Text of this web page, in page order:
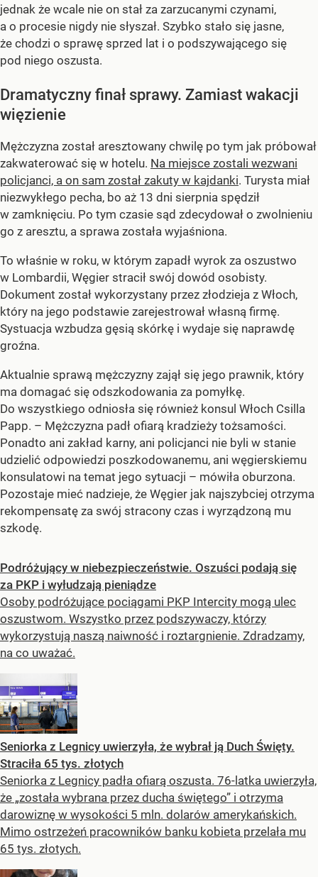
jednak że wcale nie on stał za zarzucanymi czynami,
a o procesie nigdy nie słyszał. Szybko stało się jasne,
że chodzi o sprawę sprzed lat i o podszywającego się
pod niego oszusta.
Dramatyczny finał sprawy. Zamiast wakacji
więzienie
Mężczyzna został aresztowany chwilę po tym jak próbował
zakwaterować się w hotelu. Na miejsce zostali wezwani
policjanci, a on sam został zakuty w kajdanki. Turysta miał
niezwykłego pecha, bo aż 13 dni sierpnia spędził
w zamknięciu. Po tym czasie sąd zdecydował o zwolnieniu
go z aresztu, a sprawa została wyjaśniona.
To właśnie w roku, w którym zapadł wyrok za oszustwo
w Lombardii, Węgier stracił swój dowód osobisty.
Dokument został wykorzystany przez złodzieja z Włoch,
który na jego podstawie zarejestrował własną firmę.
Systuacja wzbudza gęsią skórkę i wydaje się naprawdę
groźna.
Aktualnie sprawą mężczyzny zajął się jego prawnik, który
ma domagać się odszkodowania za pomyłkę.
Do wszystkiego odniosła się również konsul Włoch Csilla
Papp. – Mężczyzna padł ofiarą kradzieży tożsamości.
Ponadto ani zakład karny, ani policjanci nie byli w stanie
udzielić odpowiedzi poszkodowanemu, ani węgierskiemu
konsulatowi na temat jego sytuacji – mówiła oburzona.
Pozostaje mieć nadzieje, że Węgier jak najszybciej otrzyma
rekompensatę za swój stracony czas i wyrządzoną mu
szkodę.
Podróżujący w niebezpieczeństwie. Oszuści podają się
za PKP i wyłudzają pieniądze
Osoby podróżujące pociągami PKP Intercity mogą ulec
oszustwom. Wszystko przez podszywaczy, którzy
wykorzystują naszą naiwność i roztargnienie. Zdradzamy,
na co uważać.
Seniorka z Legnicy uwierzyła, że wybrał ją Duch Święty.
Straciła 65 tys. złotych
Seniorka z Legnicy padła ofiarą oszusta. 76-latka uwierzyła,
że „została wybrana przez ducha świętego” i otrzyma
darowiznę w wysokości 5 mln. dolarów amerykańskich.
Mimo ostrzeżeń pracowników banku kobieta przelała mu
65 tys. złotych.